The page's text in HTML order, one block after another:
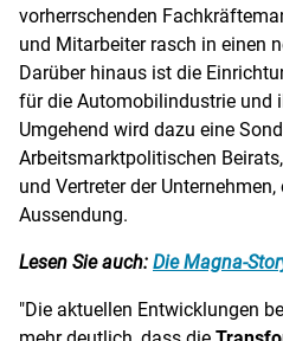
vorherrschenden
und Mitarbeiter rasch in einen
Darüber hinaus ist die
für die Automobilindustrie und
Umgehend wird dazu eine
Arbeitsmarktpolitischen
und Vertreter der
Aussendung.
Lesen Sie auch: Die Magna-
"Die aktuellen Entwicklungen